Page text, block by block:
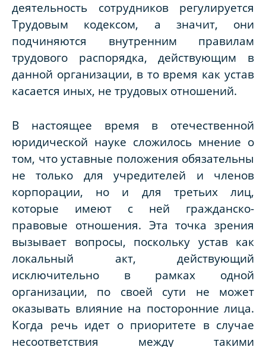
деятельность сотрудников регулируется
Трудовым кодексом, а значит, они
подчиняются внутренним правилам
трудового распорядка, действующим в
данной организации, в то время как устав
касается иных, не трудовых отношений.
В настоящее время в отечественной
юридической науке сложилось мнение о
том, что уставные положения обязательны
не только для учредителей и членов
корпорации, но и для третьих лиц,
которые имеют с ней гражданско-
правовые отношения. Эта точка зрения
вызывает вопросы, поскольку устав как
локальный акт, действующий
исключительно в рамках одной
организации, по своей сути не может
оказывать влияние на посторонние лица.
Когда речь идет о приоритете в случае
несоответствия между такими